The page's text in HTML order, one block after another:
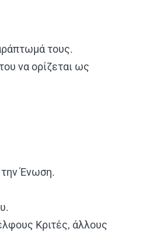
τους.
να ορίζεται ως
Ένωση.
Κριτές, άλλους